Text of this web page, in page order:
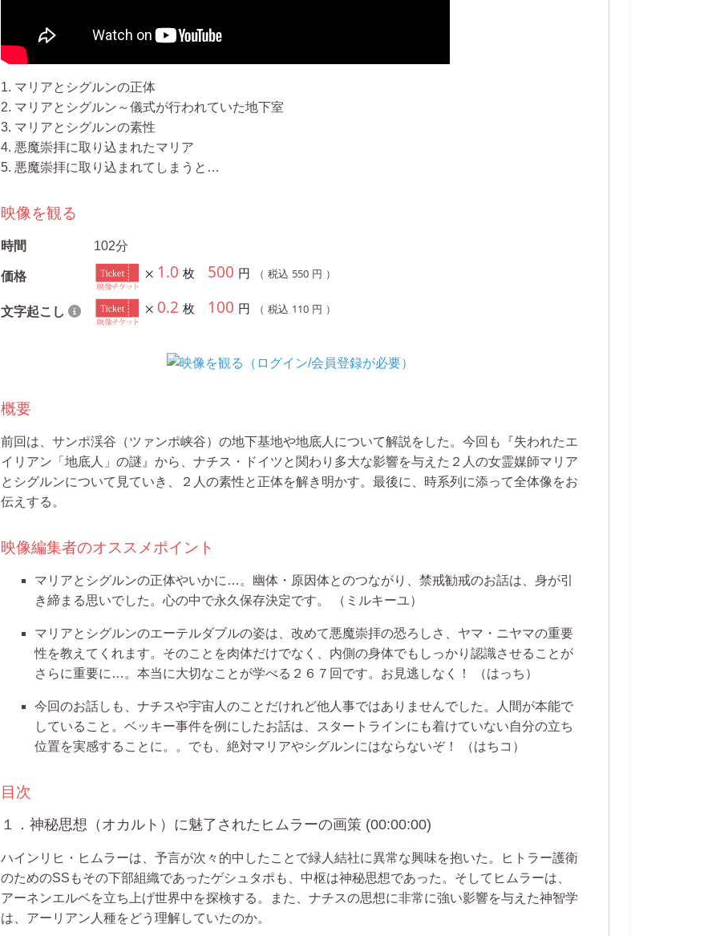
1. マリアとシグルンの正体
2. マリアとシグルン～儀式が行われていた地下室
3. マリアとシグルンの素性
4. 悪魔崇拝に取り込まれたマリア
5. 悪魔崇拝に取り込まれてしまうと…
映像を観る
時間 102分
価格 1.0 枚 500 円 （ 税込 550円 ）
文字起こし 0.2 枚 100 円 （ 税込 110円 ）
概要
前回は、サンポ渓谷（ツァンポ峡谷）の地下基地や地底人について解説をした。今回も『失われたエ
イリアン「地底人」の謎』から、ナチス・ドイツと関わり多大な影響を与えた２人の女霊媒師マリア
とシグルンについて見ていき、２人の素性と正体を解き明かす。最後に、時系列に添って全体像をお
伝えする。
映像編集者のオススメポイント
マリアとシグルンの正体やいかに…。幽体・原因体とのつながり、禁戒勧戒のお話は、身が引
き締まる思いでした。心の中で永久保存決定です。
（ミルキーユ）
マリアとシグルンのエーテルダブルの姿は、改めて悪魔崇拝の恐ろしさ、ヤマ・ニヤマの重要
性を教えてくれます。そのことを肉体だけでなく、内側の身体でもしっかり認識させることが
さらに重要に…。本当に大切なことが学べる２６７回です。お見逃しなく！
（はっち）
今回のお話しも、ナチスや宇宙人のことだけれど他人事ではありませんでした。人間が本能で
していること。ベッキー事件を例にしたお話は、スタートラインにも着けていない自分の立ち
位置を実感することに。。でも、絶対マリアやシグルンにはならないぞ！
（はちコ）
目次
１．神秘思想（オカルト）に魅了されたヒムラーの画策 (00:00:00)
ハインリヒ・ヒムラーは、予言が次々的中したことで緑人結社に異常な興味を抱いた。ヒトラー護衛
のためのSSもその下部組織であったゲシュタポも、中枢は神秘思想であった。そしてヒムラーは、
アーネンエルベを立ち上げ世界中を探検する。また、ナチスの思想に非常に強い影響を与えた神智学
は、アーリアン人種をどう理解していたのか。